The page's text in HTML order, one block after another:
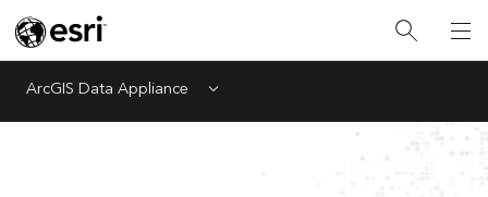
ArcGIS Data Appliance Menu